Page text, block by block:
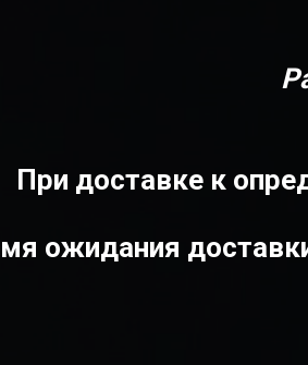
При доставке к
ожидания